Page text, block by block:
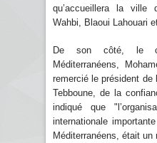
qu’accueillera la ville
Wahbi, Blaoui Lahouari
De son côté, le
Méditerranéens,
remercié le président de
Tebboune, de la
indiqué que
internationale
Méditerranéens, était un